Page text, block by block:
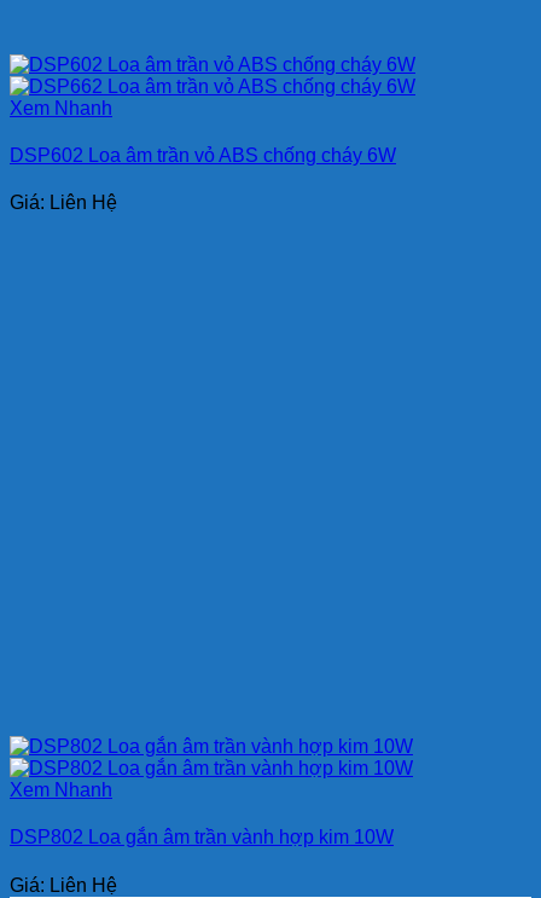
Xem Nhanh
DSP602 Loa âm trần vỏ ABS chống cháy 6W
Giá: Liên Hệ
Xem Nhanh
DSP802 Loa gắn âm trần vành hợp kim 10W
Giá: Liên Hệ